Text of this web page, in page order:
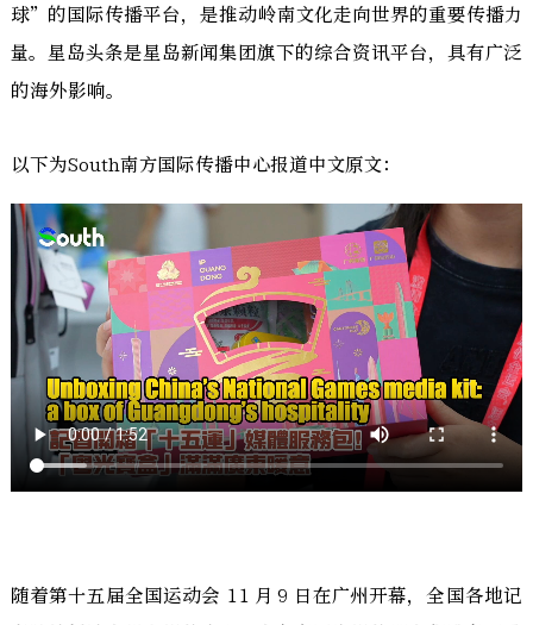
球”的国际传播平台，是推动岭南文化走向世界的重要传播力
量。星岛头条是星岛新闻集团旗下的综合资讯平台，具有广泛
的海外影响。
以下为South南方国际传播中心报道中文原文：
随着第十五届全国运动会 11 月 9 日在广州开幕，全国各地记